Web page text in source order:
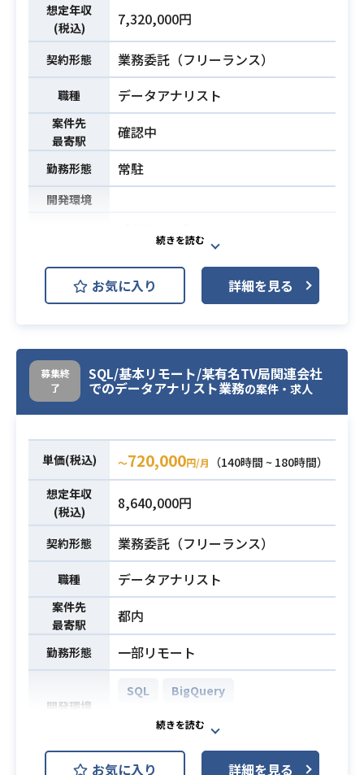
盤を構築・維持
②プロダクト開発に関するデータ分
析
・プロダクトの利用状況や顧客フィ
ードバックなど、開発の意思決定に
繋がる各種データを収集・分析
・プロダクトマネージャーや企画担
当者と連携し、データに基づいた機
能改善や新機能開発の提案を支援
生産性指標の運用経験
・SQLを用いたデータ抽出、集計、
分析の実務経験
・BIツール（Tableau, Looker Studi
ボードの構築・運用経験
・データに基づきビジネス上の課題
を発見し、改善提案や意思決定支援
想定年収
(税込)
7,320,000円
契約形態 業務委託（フリーランス）
職種 データアナリスト
案件先
最寄駅
確認中
勤務形態 常駐
開発環境
業務内容
【業務内容】
大手証券会社にてビジネス視点での
分析実務、レポーティング実務をご
担当いただきます。
必須スキル
・マーケティング施策の効果検証設
計経験（KPI設計、A/Bテスト、コン
ス）
経験
・pandas、numpyによるデータ処理
（整形・前処理・クレンジング）実
務経験
・matplotlib、seabornなどを用い
た簡易可視化経験
・複数データソース（CSV, DB, API
等）の統合・加工経験
お気に入り 詳細を見る
募集終
了
SQL/基本リモート/某有名TV局関連会社
でのデータアナリスト業務の案件・求人
単価(税込) 〜720,000円/月
（140時間 ~ 180時間）
想定年収
(税込)
8,640,000円
契約形態 業務委託（フリーランス）
職種 データアナリスト
案件先
最寄駅
都内
勤務形態 一部リモート
開発環境
SQL
BigQuery
GCP (Google Cloud Platform)
・TV視聴ログなどを用いたデータの
お気に入り 詳細を見る